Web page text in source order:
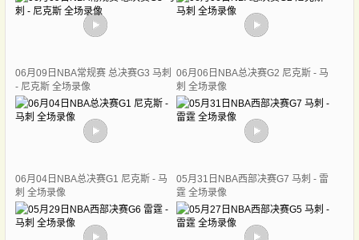
06月09日NBA常规赛 总决赛G3 马刺
- 尼克斯 全场录像
06月06日NBA总决赛G2 尼克斯 - 马
刺 全场录像
06月04日NBA总决赛G1 尼克斯 - 马
刺 全场录像
05月31日NBA西部决赛G7 马刺 - 雷
霆 全场录像